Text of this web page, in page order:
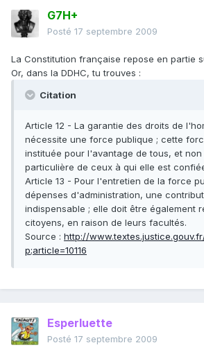
G7H+
Posté 17 septembre 2009
La Constitution française repose en partie
Or, dans la DDHC, tu trouves :
Citation
Article 12 - La garantie des droits de
nécessite une force publique ; cette
instituée pour l'avantage de tous, et
particulière de ceux à qui elle est
Article 13 - Pour l'entretien de la force
dépenses d'administration, une
indispensable ; elle doit être également
citoyens, en raison de leurs facultés.
Source : http://
p;article=10116
Esperluette
Posté 17 septembre 2009